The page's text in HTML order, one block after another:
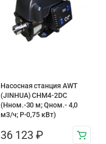
Насосная станция AWT
(JINHUA) CHM4-2DC
(Hном.-30 м; Qном.- 4,0
м3/ч; P-0,75 кВт)
36 123 ₽